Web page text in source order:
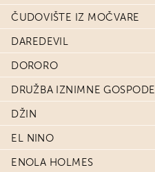
ČUDOVIŠTE IZ MOČVARE
DAREDEVIL
DORORO
DRUŽBA IZNIMNE GOSPODE
DŽIN
EL NINO
ENOLA HOLMES